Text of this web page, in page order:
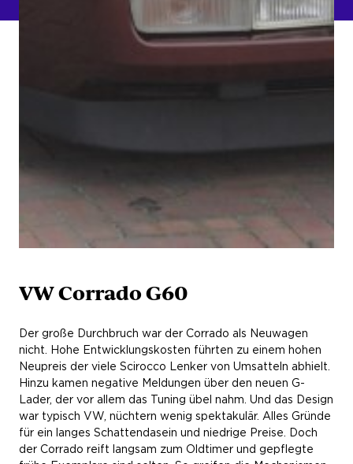
VW Corrado G60
Der große Durchbruch war der Corrado als Neuwagen
nicht. Hohe Entwicklungskosten führten zu einem hohen
Neupreis der viele Scirocco Lenker von Umsatteln abhielt.
Hinzu kamen negative Meldungen über den neuen G-
Lader, der vor allem das Tuning übel nahm. Und das Design
war typisch VW, nüchtern wenig spektakulär. Alles Gründe
für ein langes Schattendasein und niedrige Preise. Doch
der Corrado reift langsam zum Oldtimer und gepflegte